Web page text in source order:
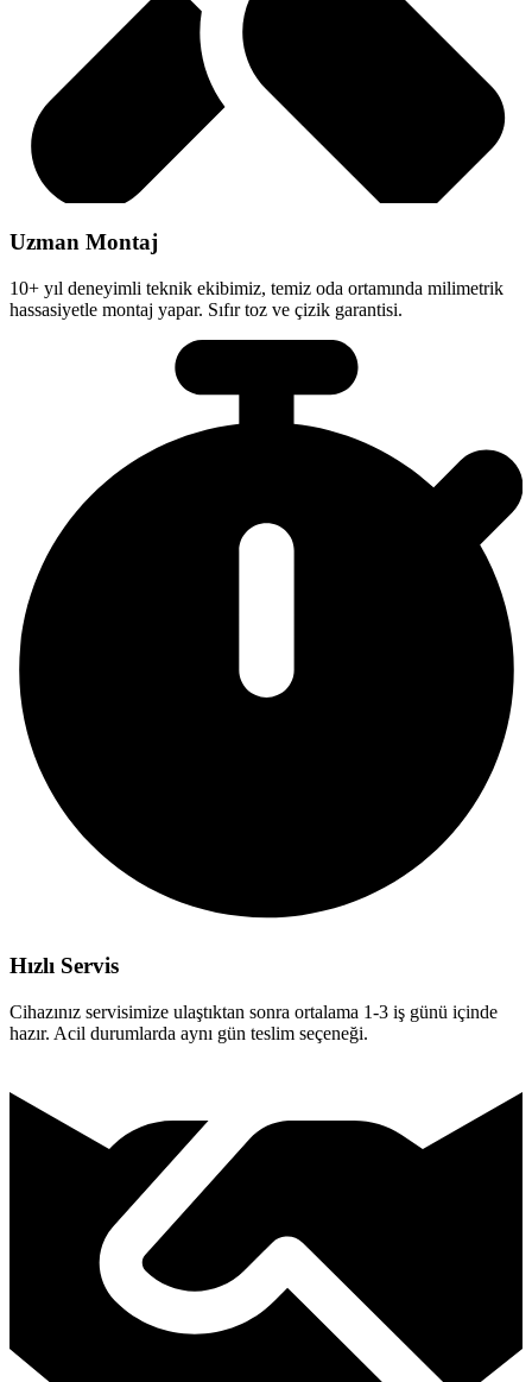
Uzman Montaj
10+ yıl deneyimli teknik ekibimiz, temiz oda ortamında milimetrik
hassasiyetle montaj yapar. Sıfır toz ve çizik garantisi.
Hızlı Servis
Cihazınız servisimize ulaştıktan sonra ortalama 1-3 iş günü içinde
hazır. Acil durumlarda aynı gün teslim seçeneği.